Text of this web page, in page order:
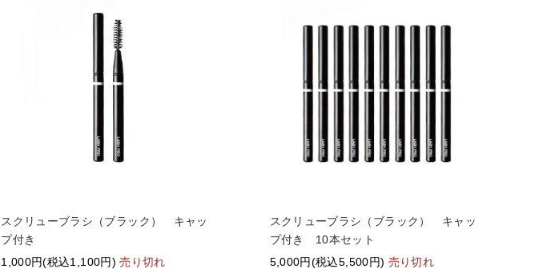
スクリューブラシ（ブラック） キャッ
プ付き
1,000円(税込1,100円)売り切れ
スクリューブラシ（ブラック） キャッ
プ付き 10本セット
5,000円(税込5,500円) 売り切れ